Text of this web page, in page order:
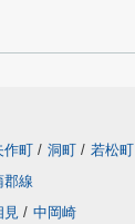
作町 / 洞町 / 若松町
郡線
見 / 中岡崎